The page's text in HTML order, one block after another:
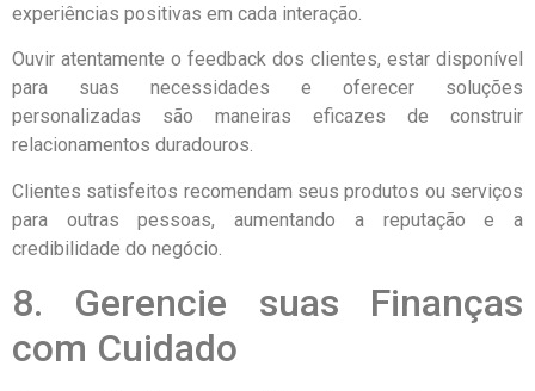
experiências positivas em cada interação.
Ouvir atentamente o feedback dos clientes, estar disponível
para suas necessidades e oferecer soluções
personalizadas são maneiras eficazes de construir
relacionamentos duradouros.
Clientes satisfeitos recomendam seus produtos ou serviços
para outras pessoas, aumentando a reputação e a
credibilidade do negócio.
8. Gerencie suas Finanças
com Cuidado